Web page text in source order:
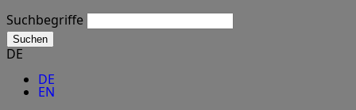
Suchbegriffe
Suchen
DE
DE
EN